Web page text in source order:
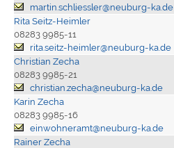
martin.schliessler@neuburg-ka.de
Rita Seitz-Heimler
08283 9985-11
rita.seitz-heimler@neuburg-ka.de
Christian Zecha
08283 9985-21
christian.zecha@neuburg-ka.de
Karin Zecha
08283 9985-16
einwohneramt@neuburg-ka.de
Rainer Zecha